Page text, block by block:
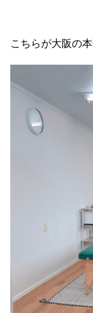
こちらが大阪の